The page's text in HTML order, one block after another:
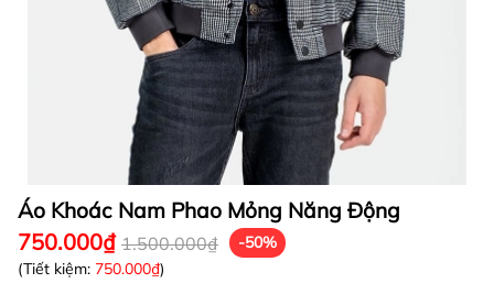
Áo Khoác Nam Phao Mỏng Năng Động
750.000₫ 1.500.000₫
-50%
(Tiết kiệm: 750.000₫)